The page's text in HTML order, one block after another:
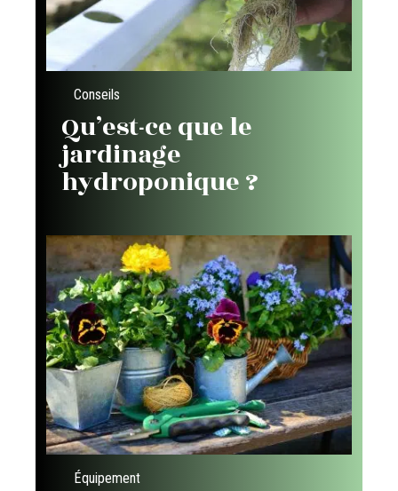
Conseils
Qu’est-ce que le
jardinage
hydroponique ?
Équipement